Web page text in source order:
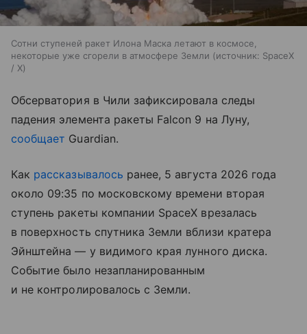
Сотни ступеней ракет Илона Маска летают в космосе,
некоторые уже сгорели в атмосфере Земли
источник: SpaceX
/ X
Обсерватория в Чили зафиксировала следы
падения элемента ракеты Falcon 9 на Луну,
сообщает Guardian.
Как рассказывалось ранее, 5 августа 2026 года
около 09:35 по московскому времени вторая
ступень ракеты компании SpaceX врезалась
в поверхность спутника Земли вблизи кратера
Эйнштейна — у видимого края лунного диска.
Событие было незапланированным
и не контролировалось с Земли.